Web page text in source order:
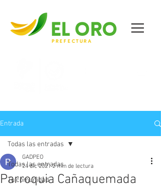
Entrada
Todas las entradas
Tu comunidad
Todas las entradas
Parroquia Cañaquemada
GADPEO
24 dic 2021 2 min de lectura